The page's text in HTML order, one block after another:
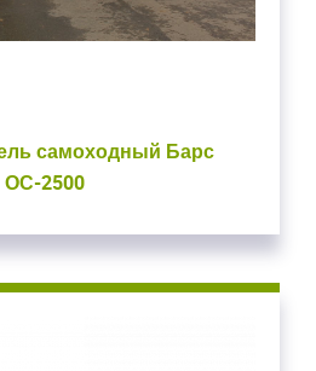
самоходный Барс
ОС-2500